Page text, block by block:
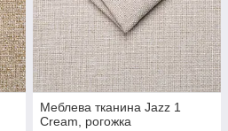
Меблева тканина Jazz 1
Cream, рогожка